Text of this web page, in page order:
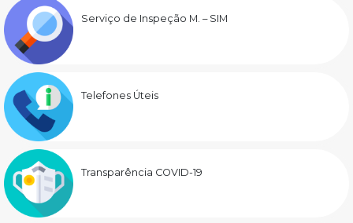
Serviço de Inspeção M. – SIM
Telefones Úteis
Transparência COVID-19